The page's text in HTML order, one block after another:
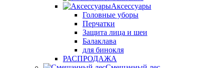
Аксессуары
Головные уборы
Перчатки
Защита лица и шеи
Балаклава
для бинокля
РАСПРОДАЖА